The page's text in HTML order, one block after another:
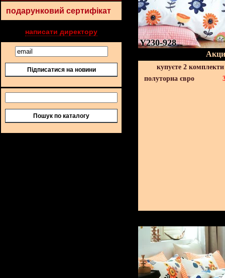
подарунковий сертифікат
написати директору
Підписатися на новини
Пошук по каталогу
Y230-928
купуєте 2
полуторна євро